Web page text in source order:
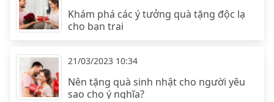
Khám phá các ý tưởng quà tặng độc lạ
cho bạn trai
21/03/2023 10:34
Nên tặng quà sinh nhật cho người yêu
sao cho ý nghĩa?